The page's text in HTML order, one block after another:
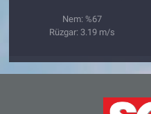
Nem: %67
Rüzgar: 3.19 m/s